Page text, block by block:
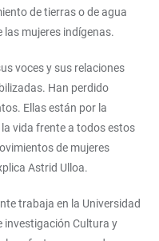
de tierras o de agua
las mujeres indígenas.
voces y sus relaciones
Han perdido
Ellas están por la
vida frente a todos estos
de mujeres
Astrid Ulloa.
trabaja en la Universidad
investigación Cultura y